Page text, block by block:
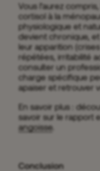
Vous l’aurez
cortisol à la
physiologique et
devient chronique,
leur apparition
répétées, irritabilité
consulter un
charge spécifique
apaiser et retrouver
En savoir plus :
savoir sur le rapport
angoisse.
Conclusion